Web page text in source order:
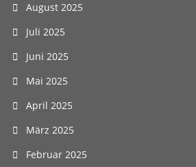
August 2025
Juli 2025
Juni 2025
Mai 2025
April 2025
März 2025
Februar 2025